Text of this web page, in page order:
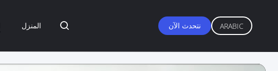
المنزل نتحدث الآن ARABIC